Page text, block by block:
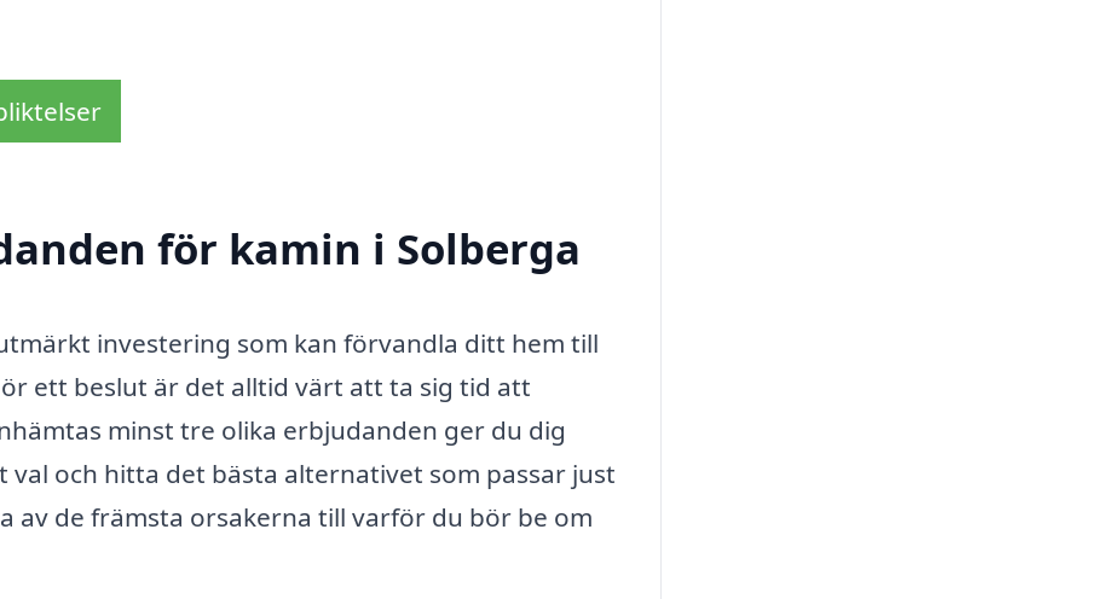
för kamin i Solberga
investering som kan förvandla ditt hem till
ett beslut är det alltid värt att ta sig tid att
minst tre olika erbjudanden ger du dig
och hitta det bästa alternativet som passar just
av de främsta orsakerna till varför du bör be om